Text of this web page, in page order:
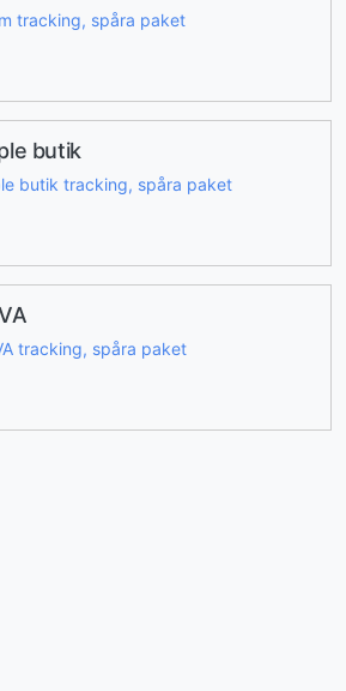
tracking, spåra paket
butik
butik tracking, spåra paket
tracking, spåra paket